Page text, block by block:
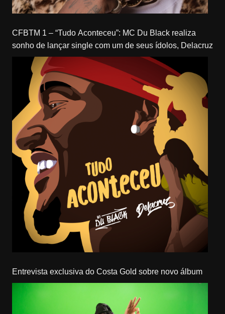
CFBTM 1 – “Tudo Aconteceu”: MC Du Black realiza
sonho de lançar single com um de seus ídolos, Delacruz
Entrevista exclusiva do Costa Gold sobre novo álbum